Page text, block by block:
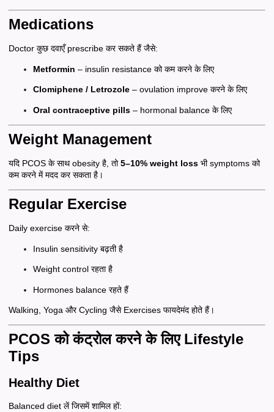
Medications
Doctor कुछ दवाएँ prescribe कर सकते हैं जैसे:
Metformin – insulin resistance को कम करने के लिए
Clomiphene / Letrozole – ovulation improve करने के लिए
Oral contraceptive pills – hormonal balance के लिए
Weight Management
यदि PCOS के साथ obesity है, तो5–10% weight loss भी symptoms को
कम करने में मदद कर सकता है।
Regular Exercise
Daily exercise करने से:
Insulin sensitivity बढ़ती है
Weight control रहता है
Hormones balance रहते हैं
Walking, Yoga और Cycling जैसे Exercises फायदेमंद होते हैं।
PCOS को कंट्रोल करने के लिए Lifestyle
Tips
Healthy Diet
Balanced diet लें जिसमें शामिल हों: